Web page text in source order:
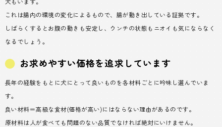
これは腸内の環境の変化によるもので、腸が動き出している証拠です。
しばらくするとお腹の動きも安定し、ウンチの状態もニオイも気にならなく
なるでしょう。
お求めやすい価格を追求しています
長年の経験をもとに犬にとって良いものを各材料ごとに吟味し選んでいま
す。
良い材料＝高級な食材(価格が高い)にはならない理由があるのです。
原材料は人が食べても問題のない品質でなければ絶対にいけません。